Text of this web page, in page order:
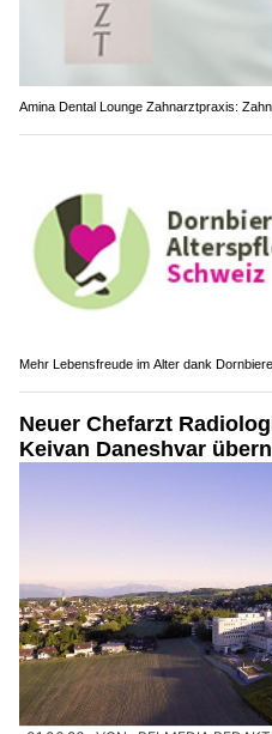
Amina Dental Lounge Zahnarztpraxis:
Mehr Lebensfreude im Alter dank
Neuer Chefarzt
Keivan Daneshvar